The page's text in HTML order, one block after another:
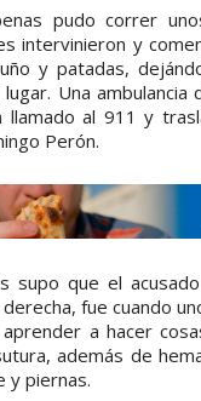
pudo correr
intervinieron y
y patadas,
Una ambulancia
al 911 y
Perón.
supo que el
fue cuando
a hacer
además de
y piernas.